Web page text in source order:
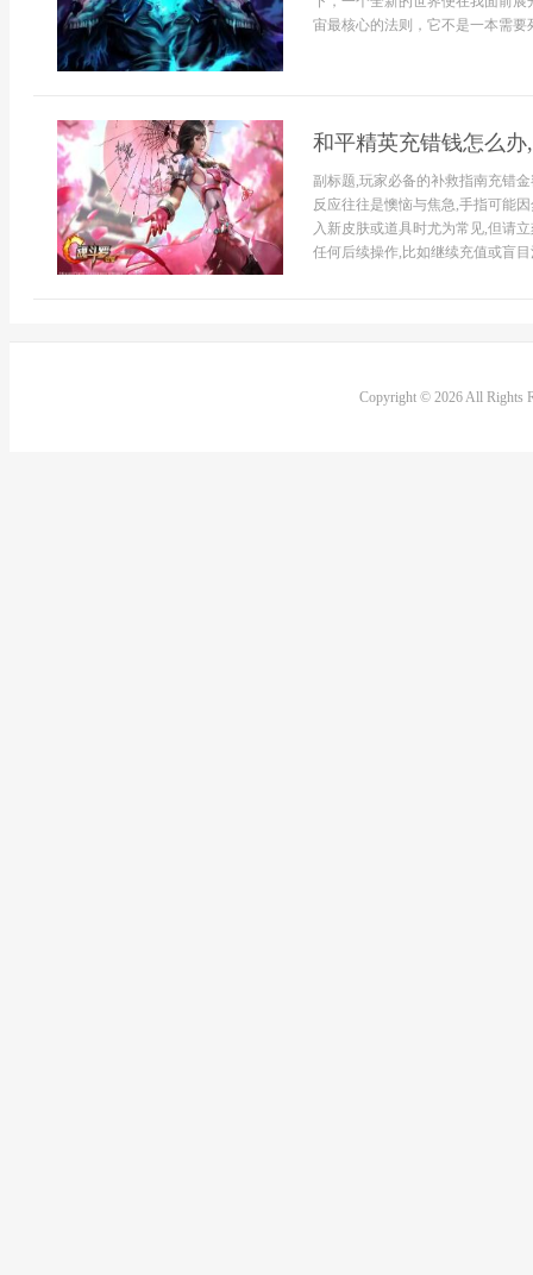
宙最核心的法则，它不是一本需
和平精英充错钱怎么
副标题,玩家必备的补救指南充错
反应往往是懊恼与焦急,手指可能
入新皮肤或道具时尤为常见,但请
任何后续操作,比如继续充值或盲
Copyright © 2026 All Rights